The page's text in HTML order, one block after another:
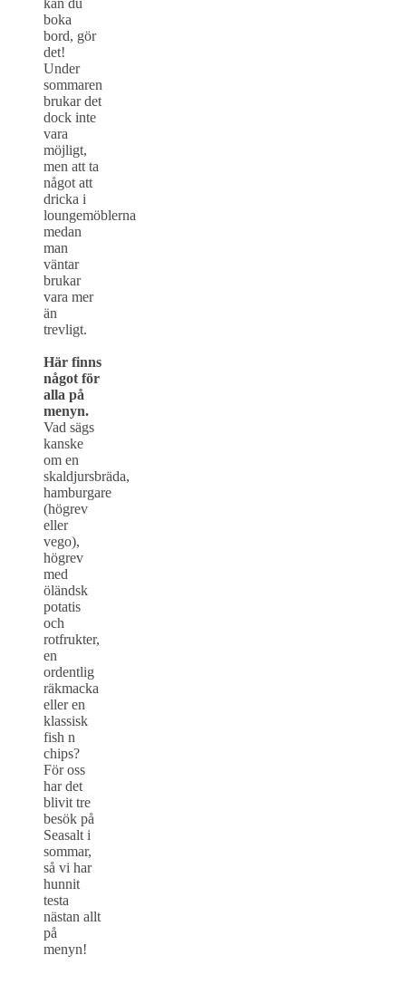
boka
bord, gör
det!
Under
sommaren
brukar det
dock inte
vara
möjligt,
men att ta
något att
dricka i
loungemöblerna
medan
man
väntar
brukar
vara mer
än
trevligt.
Här finns
något för
alla på
menyn.
Vad sägs
kanske
om en
skaldjursbräda,
hamburgare
(högrev
eller
vego),
högrev
med
öländsk
potatis
och
rotfrukter,
en
ordentlig
räkmacka
eller en
klassisk
fish n
chips?
För oss
har det
blivit tre
besök på
Seasalt i
sommar,
så vi har
hunnit
testa
nästan allt
på
menyn!